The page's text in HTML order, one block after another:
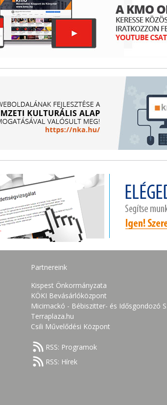
Partnereink
Kispest Önkormányzata
KÖKI Bevásárlóközpont
Micimackó - Bébiszitter- és Idősgondozó
Terraplaza.hu
Csili Művelődési Központ
RSS: Programok
RSS: Hírek